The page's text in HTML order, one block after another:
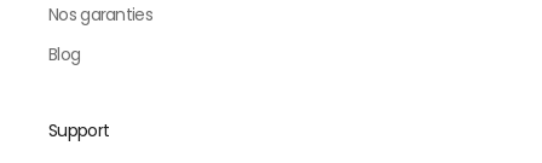
Nos garanties
Blog
Support